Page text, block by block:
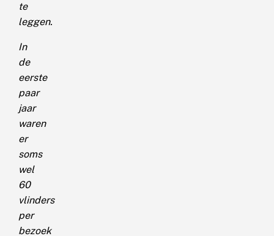
te
leggen.
In
de
eerste
paar
jaar
waren
er
soms
wel
60
vlinders
per
bezoek